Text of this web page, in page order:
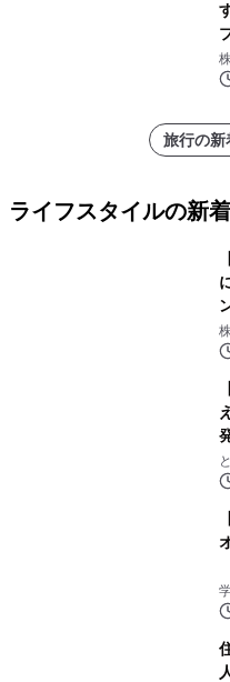
旅行の新
ライフスタイルの新着